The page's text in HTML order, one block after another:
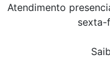
Atendimento
sexta-